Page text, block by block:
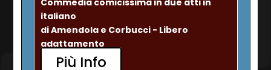
Commedia comicissima in due atti in
italiano
di Amendola e Corbucci - Libero
adattamento
Più Info